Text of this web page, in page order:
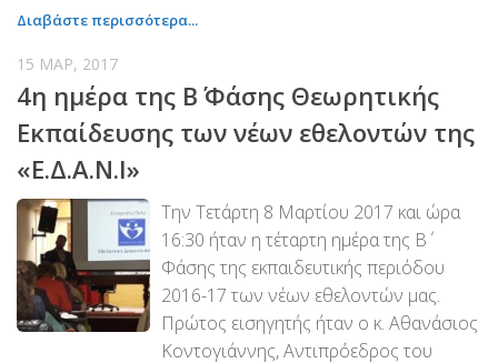
Διαβάστε περισσότερα...
15 ΜΑΡ, 2017
4η ημέρα της Β΄ Φάσης Θεωρητικής
Εκπαίδευσης των νέων εθελοντών της
«Ε.Δ.Α.Ν.Ι»
Την Τετάρτη 8 Μαρτίου 2017 και ώρα
16:30 ήταν η τέταρτη ημέρα της Β΄
Φάσης της εκπαιδευτικής περιόδου
2016-17 των νέων εθελοντών μας.
Πρώτος εισηγητής ήταν ο κ. Αθανάσιος
Κοντογιάννης, Αντιπρόεδρος του